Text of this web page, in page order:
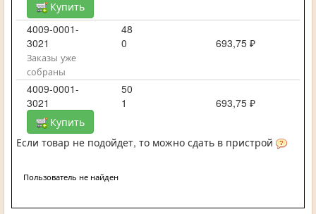
Купить
4009-0001-
3021
48
0
693,75 ₽
Заказы уже
собраны
4009-0001-
3021
50
1
693,75 ₽
Купить
Если товар не подойдет, то можно сдать в пристрой
Пользователь не найден